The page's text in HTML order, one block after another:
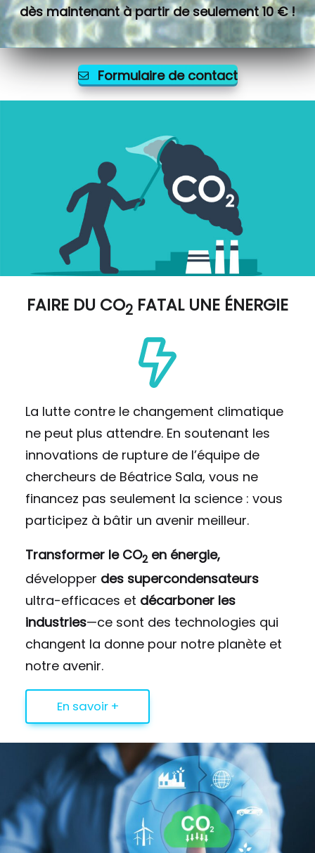
dès maintenant à partir de seulement 10 € !
Formulaire de contact
FAIRE DU CO2 FATAL UNE ÉNERGIE
La lutte contre le changement climatique
ne peut plus attendre. En soutenant les
innovations de rupture de l’équipe de
chercheurs de Béatrice Sala, vous ne
financez pas seulement la science : vous
participez à bâtir un avenir meilleur.
Transformer le CO2 en énergie,
développer des supercondensateurs
ultra-efficaces et décarboner les
industries—ce sont des technologies qui
changent la donne pour notre planète et
notre avenir.
En savoir +